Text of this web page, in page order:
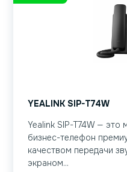
YEALINK SIP-T74W
Yealink SIP-T74W —
бизнес-телефон
качеством передачи
экраном...